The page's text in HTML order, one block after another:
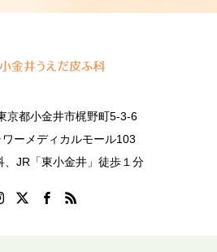
京都小金井市梶野町5-3-6
ーメディカルモール103
、JR「東小金井」徒歩１分